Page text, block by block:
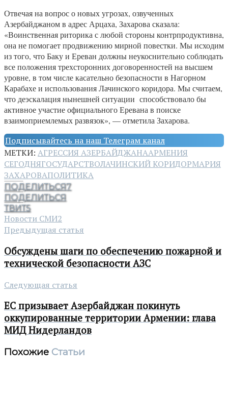
Отвечая на вопрос о новых угрозах, озвученных
Азербайджаном в адрес Арцаха, Захарова сказала:
«Воинственная риторика с любой стороны контрпродуктивна,
она не помогает продвижению мирной повестки. Мы исходим
из того, что Баку и Ереван должны неукоснительно соблюдать
все положения трехсторонних договоренностей на высшем
уровне, в том числе касательно безопасности в Нагорном
Карабахе и использования Лачинского коридора. Мы считаем,
что деэскалация нынешней ситуации способствовало бы
активное участие официального Еревана в поиске
взаимоприемлемых развязок», — отметила Захарова.
Подписывайтесь на наш Телеграм канал
МЕТКИ: АГРЕССИЯ АЗЕРБАЙДЖАНААРМЕНИЯ
СЕГОДНЯГОСУДАРСТВОЛАЧИНСКИЙ КОРИДОРМАРИЯ
ЗАХАРОВАПОЛИТИКА
ПОДЕЛИТЬСЯ7
ПОДЕЛИТЬСЯ
ТВИТ5
Новости СМИ2
Предыдущая статья
Обсуждены шаги по обеспечению пожарной и
технической безопасности АЗС
Следующая статья
ЕС призывает Азербайджан покинуть
оккупированные территории Армении: глава
МИД Нидерландов
Похожие Статьи